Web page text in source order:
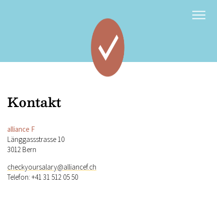
f
Kontakt
alliance F
Länggassstrasse 10
3012 Bern
checkyoursalary@alliancef.ch
Telefon: +41 31 512 05 50